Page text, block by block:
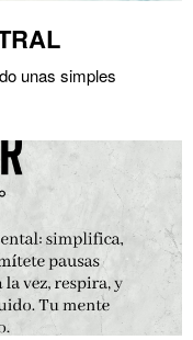
unas simples